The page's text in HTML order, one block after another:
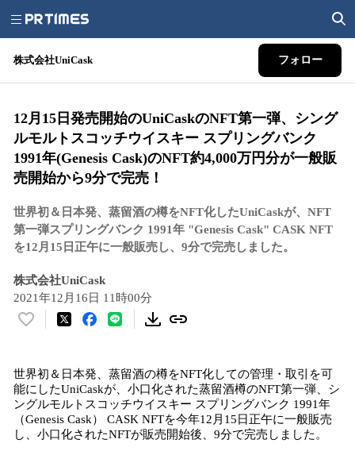
株式会社UniCask フォロー
12月15日発売開始のUniCaskのNFT第一弾、シング
ルモルトスコッチウイスキー スプリングバンク
1991年(Genesis Cask)のNFT約4,000万円分が一般販
売開始から9分で完売！
世界初＆日本発、蒸留酒の樽をNFT化したUniCaskが、NFT
第一弾スプリングバンク 1991年 "Genesis Cask" CASK NFT
を12月15日正午に一般販売し、9分で完売しました。
株式会社UniCask
2021年12月16日 11時00分
い
！
数
を
読
み
世界初＆日本発、蒸留酒の樽をNFT化しての管理・取引を可
能にしたUniCaskが、小口化された蒸留酒樽のNFT第一弾、シ
ングルモルトスコッチウイスキー スプリングバンク 1991年
（Genesis Cask） CASK NFTを今年12月15日正午に一般販売
し、小口化されたNFTが販売開始後、9分で完売しました。